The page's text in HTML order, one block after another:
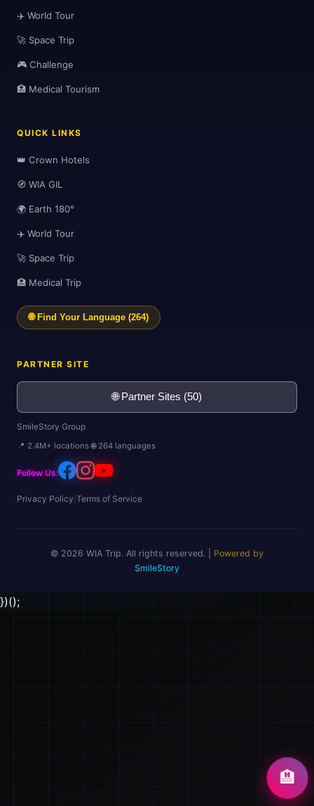
✈️ World Tour
🚀 Space Trip
🎮 Challenge
🏥 Medical Tourism
QUICK LINKS
👑 Crown Hotels
🧭 WIA GIL
🌍 Earth 180°
✈️ World Tour
🚀 Space Trip
🏥 Medical Trip
🌐 Find Your Language (264)
PARTNER SITE
🌐 Partner Sites (50)
SmileStory Group
📍 2.4M+ locations 🌐 264 languages
Follow Us:
Privacy Policy Terms of Service
© 2026 WIA Trip. All rights reserved. | Powered by
SmileStory
})();
🏨